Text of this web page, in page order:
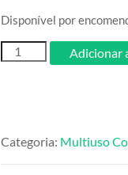
Disponível por
Multiuso
de
PH
Adicionar
Categoria: Multiuso